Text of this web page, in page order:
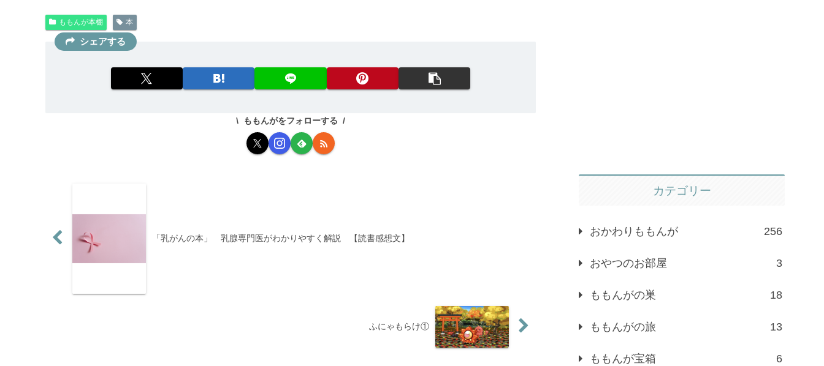
ももんが本棚 本
シェアする
ももんがをフォローする
「乳がんの本」 乳腺専門医がわかりやすく解説 【読書感想文】
ふにゃもらけ①
カテゴリー
おかわりももんが 256
おやつのお部屋 3
ももんがの巣 18
ももんがの旅 13
ももんが宝箱 6